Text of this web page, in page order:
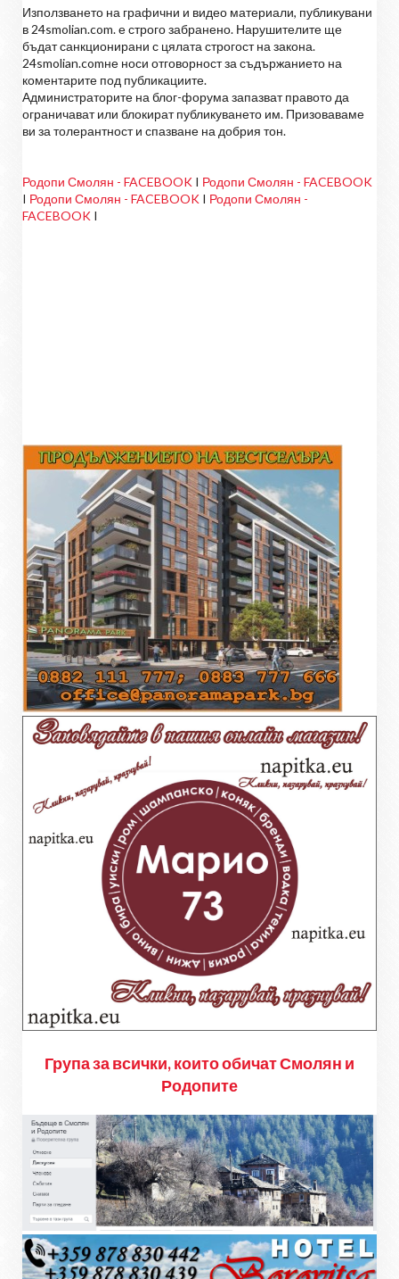
Използването на графични и видео материали, публикувани
в 24smolian.com. е строго забранено. Нарушителите ще
бъдат санкционирани с цялата строгост на закона.
24smolian.comне носи отговорност за съдържанието на
коментарите под публикациите.
Администраторите на блог-форума запазват правото да
ограничават или блокират публикуването им. Призоваваме
ви за толерантност и спазване на добрия тон.
Родопи Смолян - FACEBOOK I Родопи Смолян - FACEBOOK
I Родопи Смолян - FACEBOOK I Родопи Смолян -
FACEBOOK I
Група за всички, които обичат Смолян и
Родопите